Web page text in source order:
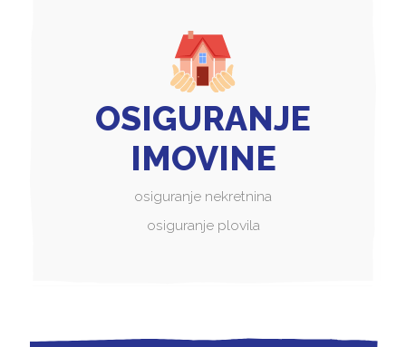
OSIGURANJE
IMOVINE
osiguranje nekretnina
osiguranje plovila